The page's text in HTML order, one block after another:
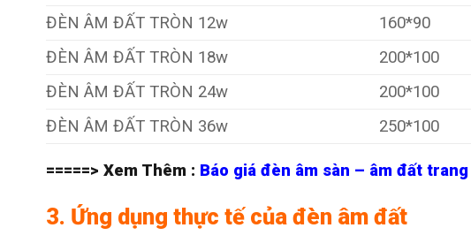
ĐÈN ÂM ĐẤT TRÒN 12w
160*90
ĐÈN ÂM ĐẤT TRÒN 18w
200*100
ĐÈN ÂM ĐẤT TRÒN 24w
200*100
ĐÈN ÂM ĐẤT TRÒN 36w
250*100
=====> Xem Thêm : Báo giá đèn âm sàn – âm đất
3. Ứng dụng thực tế của đèn âm đất